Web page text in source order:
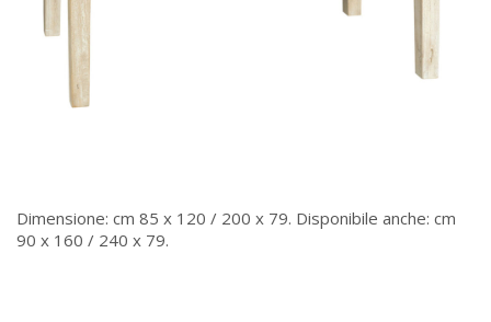
Dimensione: cm 85 x 120 / 200 x 79. Disponibile anche: cm
90 x 160 / 240 x 79.